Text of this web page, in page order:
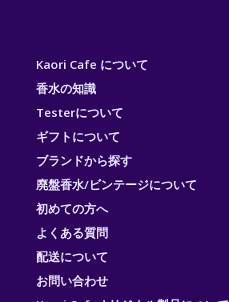
Kaori Cafe について
香水の知識
Testerについて
ギフトについて
ブランドから探す
廃盤香水/ビンテージについて
初めての方へ
よくある質問
配送について
お問い合わせ